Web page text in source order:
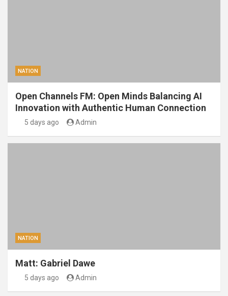
NATION
Open Channels FM: Open Minds Balancing AI
Innovation with Authentic Human Connection
5 days ago Admin
NATION
Matt: Gabriel Dawe
5 days ago Admin